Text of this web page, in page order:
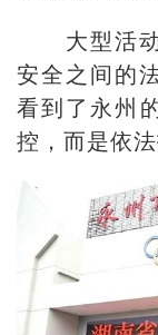
大型活
安全之间的
看到了永州
控，而是依法